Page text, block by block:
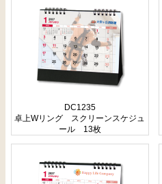
DC1235
卓上Wリング スクリーンスケジュ
ール 13枚